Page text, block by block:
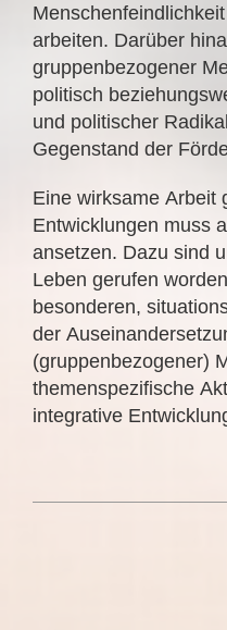
arbeiten. Darüber
gruppenbezogener
politisch
und politischer
Gegenstand der
Eine wirksame Arbeit
Entwicklungen muss
ansetzen. Dazu sind
Leben gerufen
besonderen,
der
(gruppenbezogener)
themenspezifische
integrative